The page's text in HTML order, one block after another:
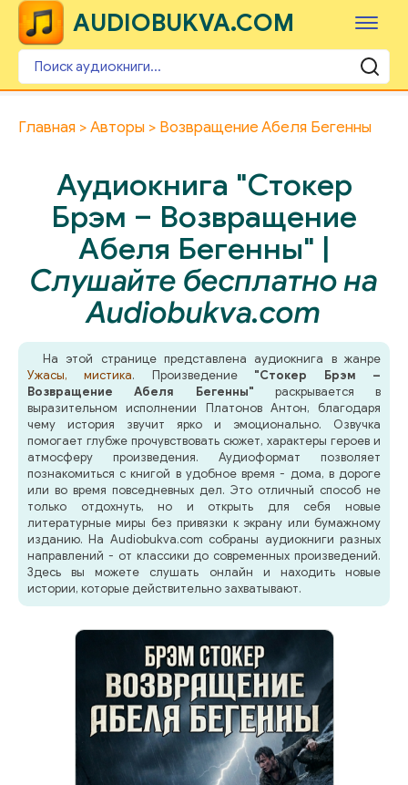
AUDIOBUKVA.COM
Главная Авторы Возвращение Абеля Бегенны
Аудиокнига "Стокер
Брэм – Возвращение
Абеля Бегенны" |
Слушайте бесплатно на
Audiobukva.com
На этой странице представлена аудиокнига в жанре
Ужасы, мистика. Произведение "Стокер Брэм –
Возвращение Абеля Бегенны" раскрывается в
выразительном исполнении Платонов Антон, благодаря
чему история звучит ярко и эмоционально. Озвучка
помогает глубже прочувствовать сюжет, характеры героев и
атмосферу произведения. Аудиоформат позволяет
познакомиться с книгой в удобное время - дома, в дороге
или во время повседневных дел. Это отличный способ не
только отдохнуть, но и открыть для себя новые
литературные миры без привязки к экрану или бумажному
изданию. На Audiobukva.com собраны аудиокниги разных
направлений - от классики до современных произведений.
Здесь вы можете слушать онлайн и находить новые
истории, которые действительно захватывают.